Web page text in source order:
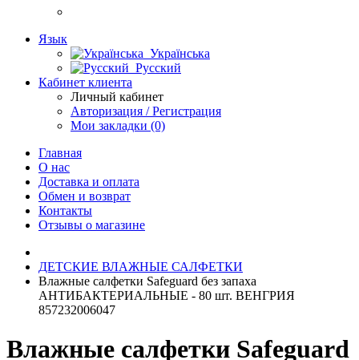
Язык
Українська
Русский
Кабинет клиента
Личный кабинет
Авторизация / Регистрация
Мои закладки (0)
Главная
О нас
Доставка и оплата
Обмен и возврат
Контакты
Отзывы о магазине
ДЕТСКИЕ ВЛАЖНЫЕ САЛФЕТКИ
Влажные салфетки Safeguard без запаха
АНТИБАКТЕРИАЛЬНЫЕ - 80 шт. ВЕНГРИЯ
857232006047
Влажные салфетки Safeguard